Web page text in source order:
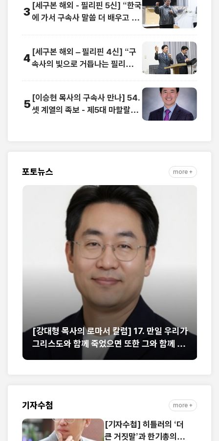
3 [세구본 해외 - 필리핀 5신] “한국
에 가서 구속사 말씀 더 배우고 싶
4 [세구본 해외 – 필리핀 4신] “구
속사의 빛으로 거듭나는 필리
5 [이승현 목사의 구속사 만나] 54.
셋 계열의 족보 - 제5대 마할랄렐
포토뉴스 more +
[강대형 목사의 로마서 칼럼] 17. 만일 우리가
그리스도와 함께 죽었으면 또한 그와 함께 살
줄을 믿노니 (롬 6:8-9)
기자수첩 more +
[기자수첩] 히틀러의 ‘더
큰 거짓말’과 한기총의